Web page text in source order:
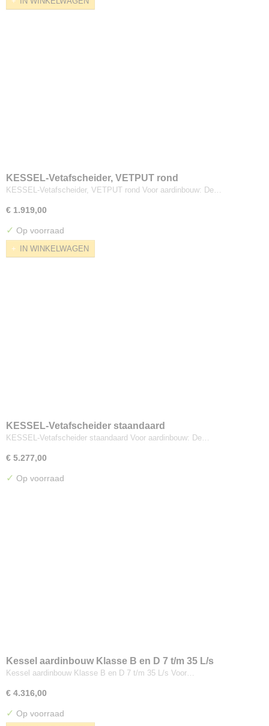
KESSEL-Vetafscheider, VETPUT rond
KESSEL-Vetafscheider, VETPUT rond Voor aardinbouw: De…
€ 1.919,00
✓ Op voorraad
IN WINKELWAGEN
KESSEL-Vetafscheider staandaard
KESSEL-Vetafscheider staandaard Voor aardinbouw: De…
€ 5.277,00
✓ Op voorraad
Kessel aardinbouw Klasse B en D 7 t/m 35 L/s
Kessel aardinbouw Klasse B en D 7 t/m 35 L/s Voor…
€ 4.316,00
✓ Op voorraad